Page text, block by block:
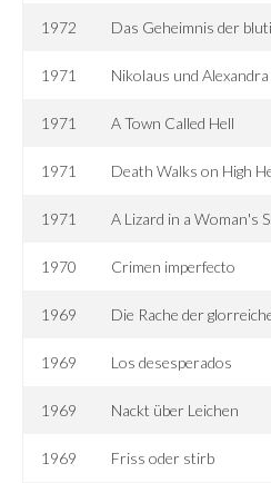
1972 Das Geheimnis der
1971 Nikolaus und Alexandra
1971 A Town Called Hell
1971 Death Walks on High
1971 A Lizard in a Woman's
1970 Crimen imperfecto
1969 Die Rache der
1969 Los desesperados
1969 Nackt über Leichen
1969 Friss oder stirb